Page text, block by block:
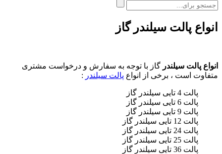
انواع پالت سیلندر گاز
انواع پالت سیلندر گاز با توجه به سفارش و درخواست مشتری
متفاوت است ، برخی از انواع پالت سیلندر :
پالت 4 تایی سیلندر گاز
پالت 6 تایی سیلندر گاز
پالت 9 تایی سیلندر گاز
پالت 12 تایی سیلندر گاز
پالت 24 تایی سیلندر گاز
پالت 25 تایی سیلندر گاز
پالت 36 تایی سیلندر گاز